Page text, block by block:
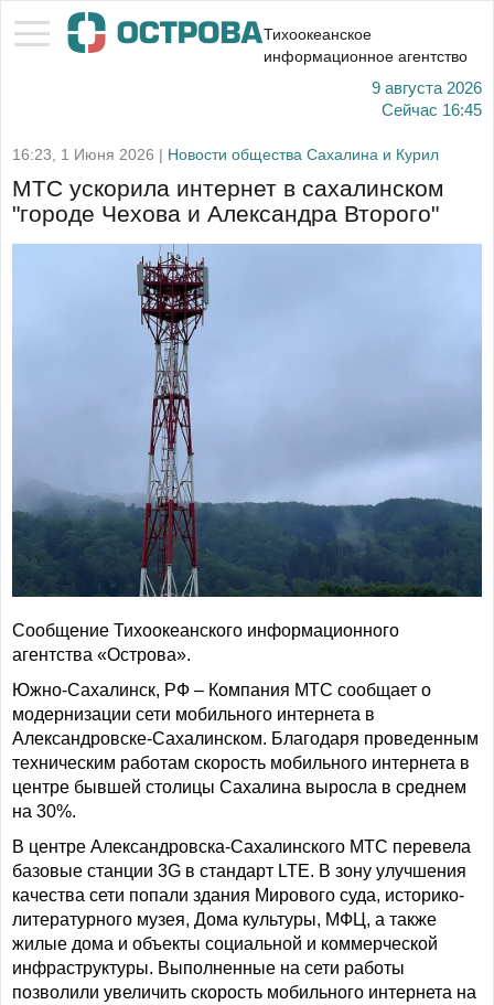
Тихоокеанское
информационное агентство
9 августа 2026
Сейчас 16:45
16:23, 1 Июня 2026 | Новости общества Сахалина и Курил
МТС ускорила интернет в сахалинском
"городе Чехова и Александра Второго"
Сообщение Тихоокеанского информационного
агентства «Острова».
Южно-Сахалинск, РФ – Компания МТС сообщает о
модернизации сети мобильного интернета в
Александровске-Сахалинском. Благодаря проведенным
техническим работам скорость мобильного интернета в
центре бывшей столицы Сахалина выросла в среднем
на 30%.
В центре Александровска-Сахалинского МТС перевела
базовые станции 3G в стандарт LTE. В зону улучшения
качества сети попали здания Мирового суда, историко-
литературного музея, Дома культуры, МФЦ, а также
жилые дома и объекты социальной и коммерческой
инфраструктуры. Выполненные на сети работы
позволили увеличить скорость мобильного интернета на